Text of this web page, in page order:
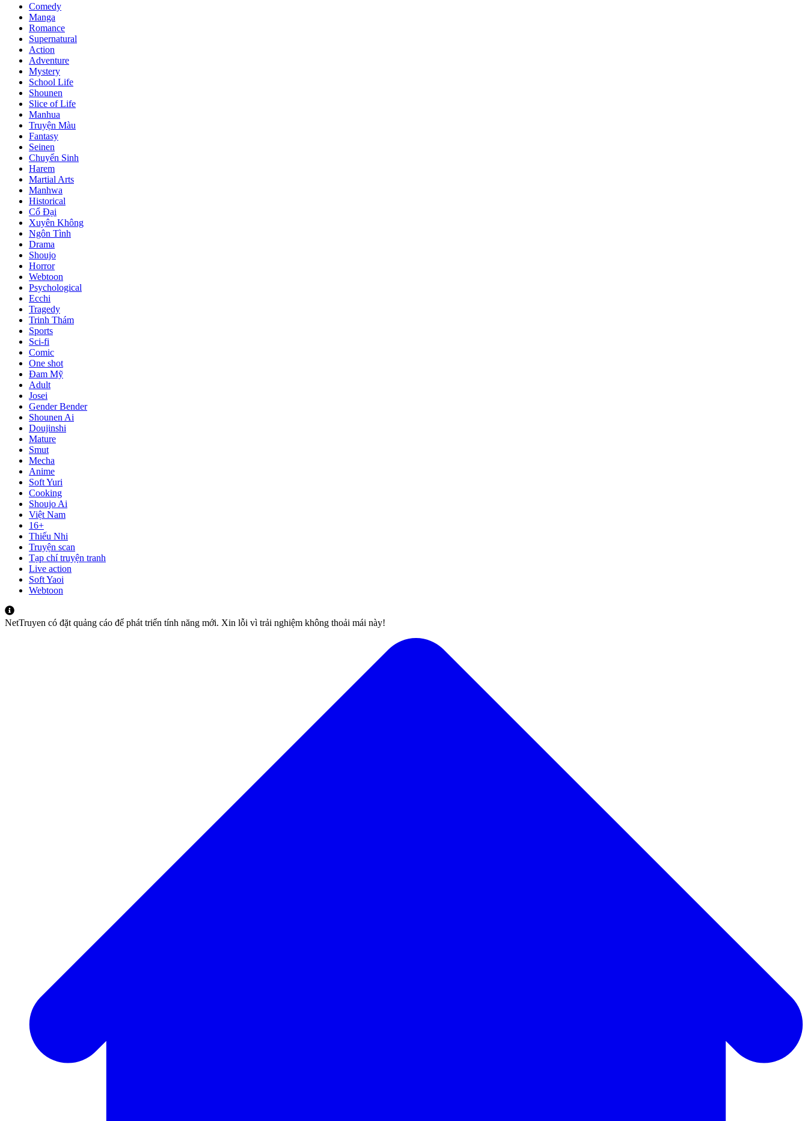
Comedy
Manga
Romance
Supernatural
Action
Adventure
Mystery
School Life
Shounen
Slice of Life
Manhua
Truyện Màu
Fantasy
Seinen
Chuyển Sinh
Harem
Martial Arts
Manhwa
Historical
Cổ Đại
Xuyên Không
Ngôn Tình
Drama
Shoujo
Horror
Webtoon
Psychological
Ecchi
Tragedy
Trinh Thám
Sports
Sci-fi
Comic
One shot
Đam Mỹ
Adult
Josei
Gender Bender
Shounen Ai
Doujinshi
Mature
Smut
Mecha
Anime
Soft Yuri
Cooking
Shoujo Ai
Việt Nam
16+
Thiếu Nhi
Truyện scan
Tạp chí truyện tranh
Live action
Soft Yaoi
Webtoon
NetTruyen có đặt quảng cáo để phát triển tính năng mới. Xin lỗi vì trải nghiệm không thoải mái này!